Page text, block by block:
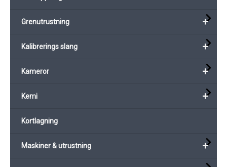
+
Grenutrustning
+
Kalibrerings slang
+
Kameror
+
Kemi
Kortlagning
+
Maskiner & utrustning